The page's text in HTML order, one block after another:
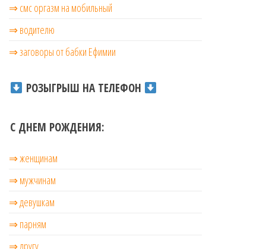
⇒ смс оргазм на мобильный
⇒ водителю
⇒ заговоры от бабки Ефимии
РОЗЫГРЫШ НА ТЕЛЕФОН
С ДНЕМ РОЖДЕНИЯ:
⇒ женщинам
⇒ мужчинам
⇒ девушкам
⇒ парням
⇒ другу